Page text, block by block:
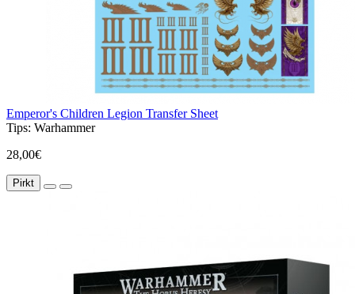
Emperor's Children Legion Transfer Sheet
Tips: Warhammer
28,00€
Pirkt